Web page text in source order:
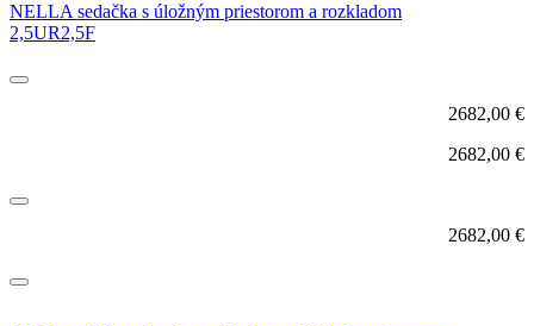
NELLA sedačka s úložným priestorom a rozkladom
2,5UR2,5F
2682,00 €
2682,00 €
2682,00 €